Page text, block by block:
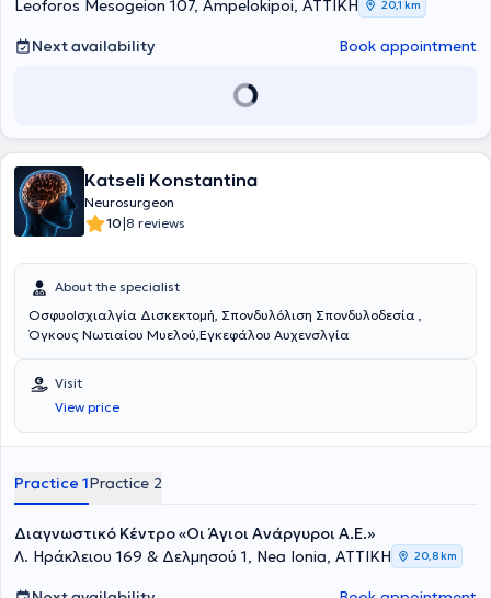
Leoforos Mesogeion 107, Ampelokipoi, ΑΤΤΙΚΗ 20,1 km
Next availability Book appointment
Katseli Konstantina
Neurosurgeon
10|8 reviews
About the specialist
ΟσφυοΙσχιαλγία Δισκεκτομή, Σπονδυλόλιση Σπονδυλοδεσία ,
Όγκους Νωτιαίου Μυελού,Εγκεφάλου Αυχενσλγία
Visit
View price
Practice 1Practice 2
Διαγνωστικό Κέντρο «Οι Άγιοι Ανάργυροι Α.Ε.»
Λ. Ηράκλειου 169 & Δελμησού 1, Nea Ionia, ΑΤΤΙΚΗ
20,8 km